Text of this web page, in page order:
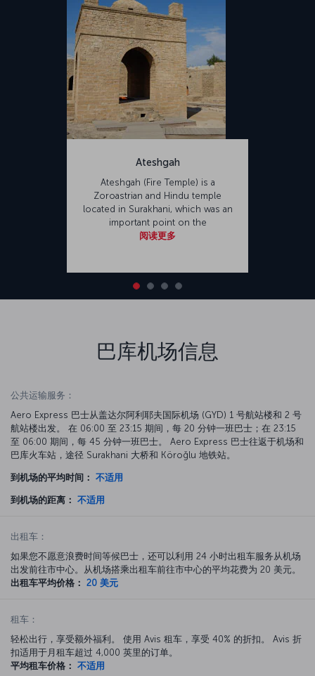
Ateshgah
Ateshgah (Fire Temple) is a
Zoroastrian and Hindu temple
located in Surakhani, which was an
important point on the
阅读更多
巴库机场信息
公共运输服务：
Aero Express 巴士从盖达尔阿利耶夫国际机场 (GYD) 1 号航站楼和 2 号
航站楼出发。 在 06:00 至 23:15 期间，每 20 分钟一班巴士；在 23:15
至 06:00 期间，每 45 分钟一班巴士。 Aero Express 巴士往返于机场和
巴库火车站，途径 Surakhani 大桥和 Köroğlu 地铁站。
到机场的平均时间： 不适用
到机场的距离： 不适用
出租车：
如果您不愿意浪费时间等候巴士，还可以利用 24 小时出租车服务从机场
出发前往市中心。从机场搭乘出租车前往市中心的平均花费为 20 美元。
出租车平均价格： 20 美元
租车：
轻松出行，享受额外福利。 使用 Avis 租车，享受 40% 的折扣。 Avis 折
扣适用于月租车超过 4,000 英里的订单。
平均租车价格： 不适用